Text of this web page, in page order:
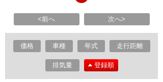
<前へ 次へ>
価格 車種 年式 走行距離
排気量 登録順